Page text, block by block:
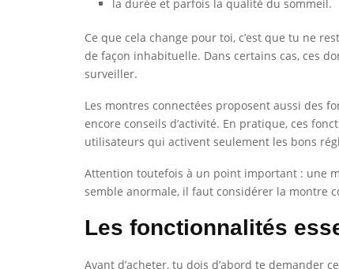
la durée et parfois la qualité du sommeil.
Ce que cela change pour toi, c’est que tu ne
de façon inhabituelle. Dans certains cas, ces
surveiller.
Les montres connectées proposent aussi des
encore conseils d’activité. En pratique, ces
utilisateurs qui activent seulement les bons
Attention toutefois à un point important : une
semble anormale, il faut considérer la montre
Les fonctionnalités
Avant d’acheter, tu dois d’abord te demander